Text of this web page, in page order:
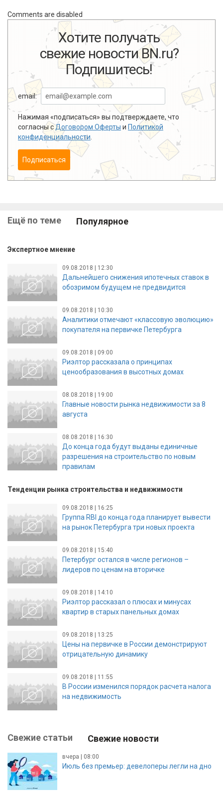
Comments are disabled
Хотите получать
свежие новости BN.ru?
Подпишитесь!
email:
Нажимая «подписаться» вы подтверждаете, что
согласны сДоговором Оферты и Политикой
конфиденциальности
Подписаться
Ещё по теме Популярное
Экспертное мнение
09.08.2018 | 12:30
Дальнейшего снижения ипотечных ставок в
обозримом будущем не предвидится
09.08.2018 | 10:30
Аналитики отмечают «классовую эволюцию»
покупателя на первичке Петербурга
09.08.2018 | 09:00
Риэлтор рассказала о принципах
ценообразования в высотных домах
08.08.2018 | 19:00
Главные новости рынка недвижимости за 8
августа
08.08.2018 | 16:30
До конца года будут выданы единичные
разрешения на строительство по новым
правилам
Тенденции рынка строительства и недвижимости
09.08.2018 | 16:25
Группа RBI до конца года планирует вывести
на рынок Петербурга три новых проекта
09.08.2018 | 15:40
Петербург остался в числе регионов –
лидеров по ценам на вторичке
09.08.2018 | 14:10
Риэлтор рассказал о плюсах и минусах
квартир в старых панельных домах
09.08.2018 | 13:25
Цены на первичке в России демонстрируют
отрицательную динамику
09.08.2018 | 11:55
В России изменился порядок расчета налога
на недвижимость
Свежие статьи Свежие новости
вчера | 08:00
Июль без премьер: девелоперы легли на дно